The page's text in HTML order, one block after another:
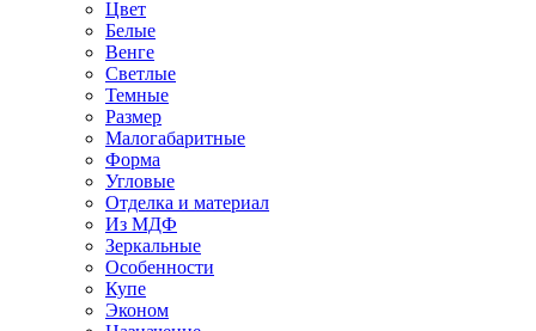
Цвет
Белые
Венге
Светлые
Темные
Размер
Малогабаритные
Форма
Угловые
Отделка и материал
Из МДФ
Зеркальные
Особенности
Купе
Эконом